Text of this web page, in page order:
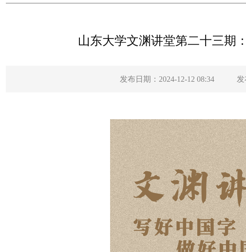
山东大学文渊讲堂第二十三期
发布日期：2024-12-12 08:34 发